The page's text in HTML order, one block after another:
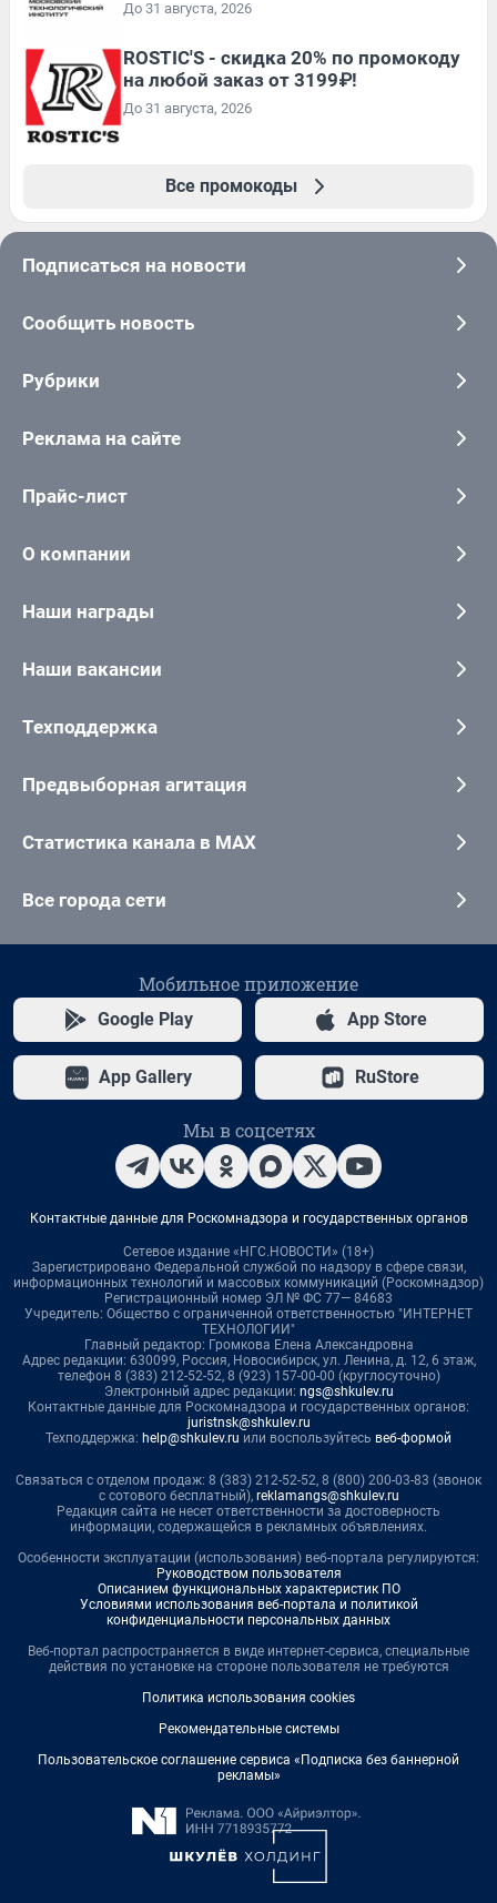
До 31 августа, 2026
ROSTIC'S - скидка 20% по промокоду
на любой заказ от 3199₽!
До 31 августа, 2026
Все промокоды
Подписаться на новости
Сообщить новость
Рубрики
Реклама на сайте
Прайс-лист
О компании
Наши награды
Наши вакансии
Техподдержка
Предвыборная агитация
Статистика канала в MAX
Все города сети
Мобильное приложение
Google Play App Store
App Gallery RuStore
Мы в соцсетях
Контактные данные для Роскомнадзора и государственных органов
Сетевое издание «НГС.НОВОСТИ» (18+)
Зарегистрировано Федеральной службой по надзору в сфере связи,
информационных технологий и массовых коммуникаций (Роскомнадзор)
Регистрационный номер ЭЛ № ФС 77— 84683
Учредитель: Общество с ограниченной ответственностью "ИНТЕРНЕТ
ТЕХНОЛОГИИ"
Главный редактор: Громкова Елена Александровна
Адрес редакции: 630099, Россия, Новосибирск, ул. Ленина, д. 12, 6 этаж,
телефон 8 (383) 212-52-52, 8 (923) 157-00-00 (круглосуточно)
Электронный адрес редакции: ngs@shkulev.ru
Контактные данные для Роскомнадзора и государственных органов:
juristnsk@shkulev.ru
Техподдержка: help@shkulev.ru или воспользуйтесь веб-формой
Связаться с отделом продаж: 8 (383) 212-52-52, 8 (800) 200-03-83 (звонок
с сотового бесплатный), reklamangs@shkulev.ru
Редакция сайта не несет ответственности за достоверность
информации, содержащейся в рекламных объявлениях.
Особенности эксплуатации (использования) веб-портала регулируются:
Руководством пользователя
Описанием функциональных характеристик ПО
Условиями использования веб-портала и политикой
конфиденциальности персональных данных
Веб-портал распространяется в виде интернет-сервиса, специальные
действия по установке на стороне пользователя не требуются
Политика использования cookies
Рекомендательные системы
Пользовательское соглашение сервиса «Подписка без баннерной
рекламы»